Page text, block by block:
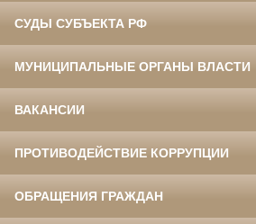
СУДЫ СУБЪЕКТА РФ
МУНИЦИПАЛЬНЫЕ ОРГАНЫ ВЛАСТИ
ВАКАНСИИ
ПРОТИВОДЕЙСТВИЕ КОРРУПЦИИ
ОБРАЩЕНИЯ ГРАЖДАН